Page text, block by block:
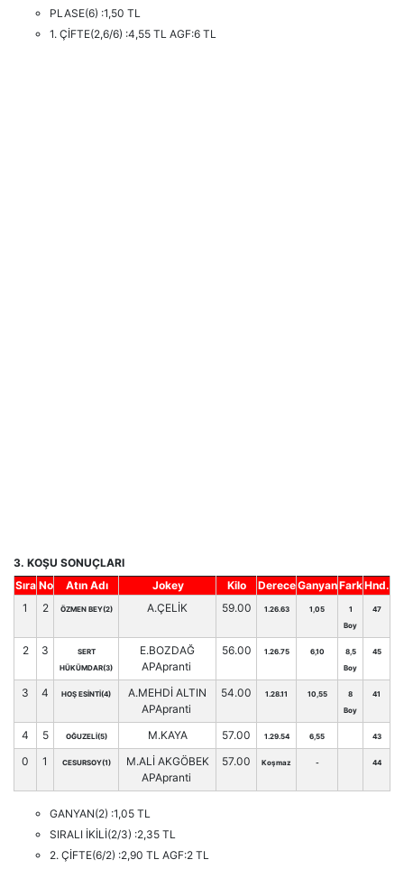
PLASE(6) :1,50 TL
1. ÇİFTE(2,6/6) :4,55 TL AGF:6 TL
3. KOŞU SONUÇLARI
Sıra No Atın Adı Jokey Kilo DereceGanyanFarkHnd.
1
2 ÖZMEN BEY(2) A.ÇELİK 59.00 1.26.63 1,05
1
Boy
47
2 3
SERT
HÜKÜMDAR(3)
E.BOZDAĞ
APApranti
56.00 1.26.75 6,10
8,5
Boy
45
3 4 HOŞ ESİNTİ(4)
A.MEHDİ ALTIN
APApranti
54.00 1.28.11 10,55
8
Boy
41
4 5 OĞUZELİ(5) M.KAYA 57.00 1.29.54 6,55 43
0 1 CESURSOY(1)
M.ALİ AKGÖBEK
APApranti
57.00 Koşmaz - 44
GANYAN(2) :1,05 TL
SIRALI İKİLİ(2/3) :2,35 TL
2. ÇİFTE(6/2) :2,90 TL AGF:2 TL